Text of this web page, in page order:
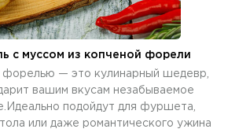
c муссом из копченой форели
форелью — это кулинарный шедевр,
вашим вкусам незабываемое
подойдут для фуршета,
или даже романтического ужина